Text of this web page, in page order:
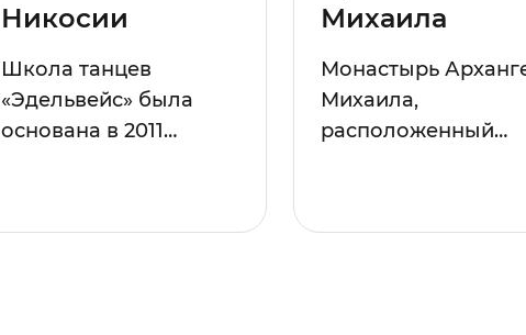
Никосии
Школа танцев
«Эдельвейс» была
основана в 2011…
Михаила
Монастырь
Михаила,
расположенный…